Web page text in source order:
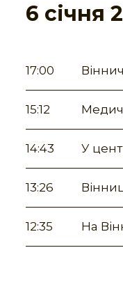
6 січня
17:00
15:12
14:43 У
13:26
12:35 На